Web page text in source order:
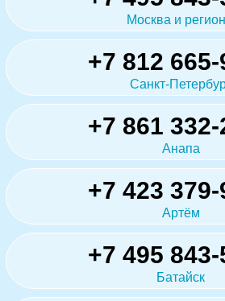
Москва и
+7 812
Санкт-
+7 861
Анапа
+7 423
Артём
+7 495
Батайск